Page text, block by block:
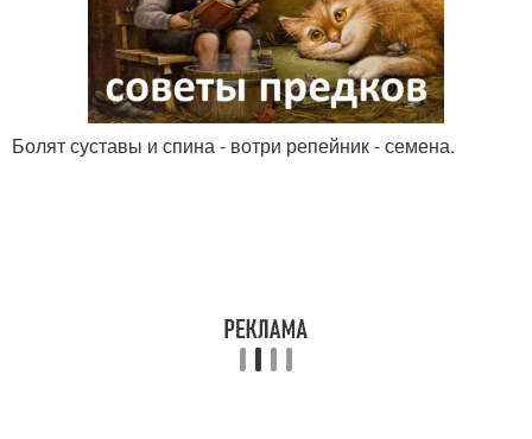
Болят суставы и спина - вотри репейник - семена.